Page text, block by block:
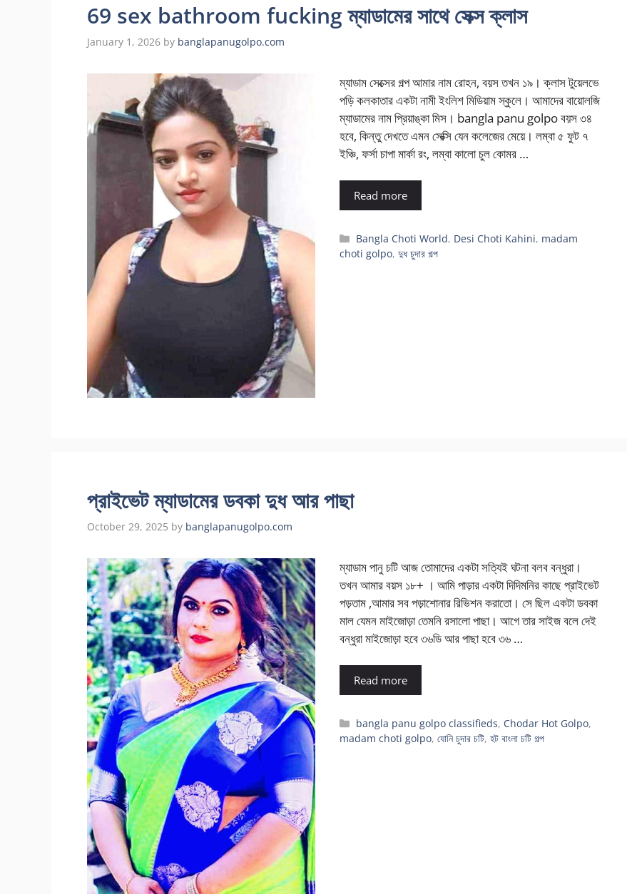
69 sex bathroom fucking ম্যাডামের সাথে সেক্স ক্লাস
January 1, 2026 by banglapanugolpo.com
ম্যাডাম সেক্সের গল্প আমার নাম রোহন, বয়স তখন ১৯। ক্লাস টুয়েলভে
পড়ি কলকাতার একটা নামী ইংলিশ মিডিয়াম স্কুলে। আমাদের বায়োলজি
ম্যাডামের নাম প্রিয়াঙ্কা মিস। bangla panu golpo বয়স ৩৪
হবে, কিন্তু দেখতে এমন সেক্সি যেন কলেজের মেয়ে। লম্বা ৫ ফুট ৭
ইঞ্চি, ফর্সা চাপা মার্কা রং, লম্বা কালো চুল কোমর …
Read more
Categories
Bangla Choti World, Desi Choti Kahini, madam
choti golpo, দুধ চুদার গল্প
প্রাইভেট ম্যাডামের ডবকা দুধ আর পাছা
October 29, 2025 by banglapanugolpo.com
ম্যাডাম পানু চটি আজ তোমাদের একটা সত্যিই ঘটনা বলব বন্ধুরা।
তখন আমার বয়স ১৮+ । আমি পাড়ার একটা দিদিমনির কাছে প্রাইভেট
পড়তাম ,আমার সব পড়াশোনার রিভিশন করাতো। সে ছিল একটা ডবকা
মাল যেমন মাইজোড়া তেমনি রসালো পাছা। আগে তার সাইজ বলে দেই
বন্ধুরা মাইজোড়া হবে ৩৬ডি আর পাছা হবে ৩৬ …
Read more
Categories
bangla panu golpo classifieds, Chodar Hot Golpo,
madam choti golpo, যোনি চুদার চটি, হট বাংলা চটি গল্প